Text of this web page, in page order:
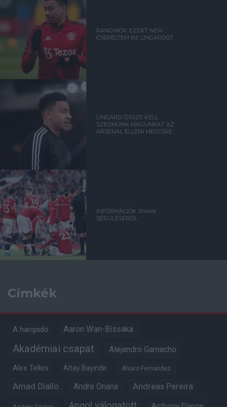
RANGNICK: EZÉRT NEM
CSERÉLTEM BE LINGARDOT
LINGARD: ÖSSZE KELL
SZEDNÜNK MAGUNKAT AZ
ARSENAL ELLENI MECCSRE
INFORMÁCIÓK SHAW
SÉRÜLÉSÉRŐL
Címkék
A hangadó Aaron Wan-Bissaka
Akadémiai csapat Alejandro Garnacho
Alex Telles Altay Bayindir Alvaro Fernandez
Amad Diallo Andre Onana Andreas Pereira